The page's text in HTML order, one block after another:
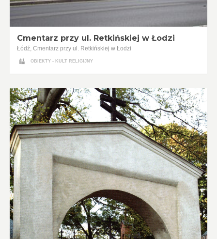
Cmentarz przy ul. Retkińskiej w Łodzi
Łódź, Cmentarz przy ul. Retkińskiej w Łodzi
OBIEKTY - KULT RELIGIJNY